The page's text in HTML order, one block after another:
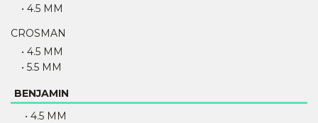
• 4.5 MM
CROSMAN
• 4.5 MM
• 5.5 MM
BENJAMIN
• 4.5 MM